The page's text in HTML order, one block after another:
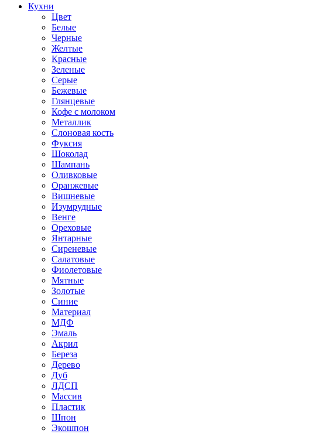
Кухни
Цвет
Белые
Черные
Желтые
Красные
Зеленые
Серые
Бежевые
Глянцевые
Кофе с молоком
Металлик
Слоновая кость
Фуксия
Шоколад
Шампань
Оливковые
Оранжевые
Вишневые
Изумрудные
Венге
Ореховые
Янтарные
Сиреневые
Салатовые
Фиолетовые
Мятные
Золотые
Синие
Материал
МДФ
Эмаль
Акрил
Береза
Дерево
Дуб
ЛДСП
Массив
Пластик
Шпон
Экошпон